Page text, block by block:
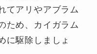
てアリやアブラム
ため、カイガラム
に駆除しましょ